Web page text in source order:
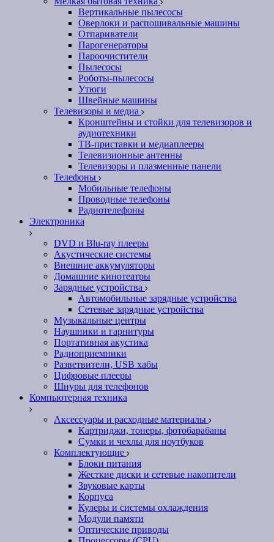
Вертикальные пылесосы
Оверлоки и распошивальные машины
Отпариватели
Парогенераторы
Пароочистители
Пылесосы
Роботы-пылесосы
Утюги
Швейные машины
Телевизоры и медиа
Кронштейны и стойки для телевизоров и
аудиотехники
ТВ-приставки и медиаплееры
Телевизионные антенны
Телевизоры и плазменные панели
Телефоны
Мобильные телефоны
Проводные телефоны
Радиотелефоны
Электроника
DVD и Blu-ray плееры
Акустические системы
Внешние аккумуляторы
Домашние кинотеатры
Зарядные устройства
Автомобильные зарядные устройства
Сетевые зарядные устройства
Музыкальные центры
Наушники и гарнитуры
Портативная акустика
Радиоприемники
Разветвители, USB хабы
Цифровые плееры
Шнуры для телефонов
Компьютерная техника
Аксессуары и расходные материалы
Картриджи, тонеры, фотобарабаны
Сумки и чехлы для ноутбуков
Комплектующие
Блоки питания
Жесткие диски и сетевые накопители
Звуковые карты
Корпуса
Кулеры и системы охлаждения
Модули памяти
Оптические приводы